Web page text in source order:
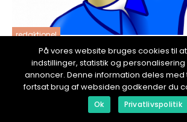
redaktionel
17. January 2024
Vegghengt toalett montering -
guiden for huseiere
På vores website bruges cookies til
indstillinger, statistik og
annoncer. Denne information deles
fortsat brug af websiden godkender du
Ok Privatlivspolitik